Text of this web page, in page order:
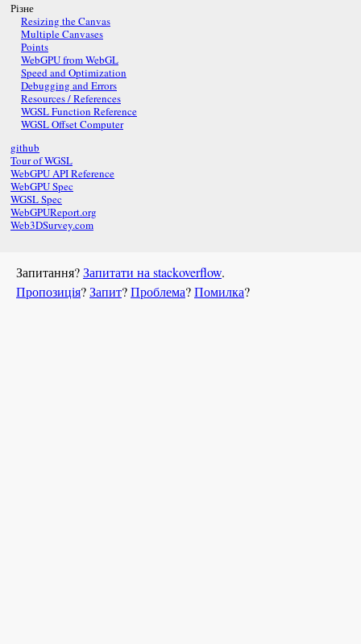
Різне
Resizing the Canvas
Multiple Canvases
Points
WebGPU from WebGL
Speed and Optimization
Debugging and Errors
Resources / References
WGSL Function Reference
WGSL Offset Computer
github
Tour of WGSL
WebGPU API Reference
WebGPU Spec
WGSL Spec
WebGPUReport.org
Web3DSurvey.com
Запитання?Запитати на stackoverflow.
Пропозиція?Запит?Проблема?Помилка?